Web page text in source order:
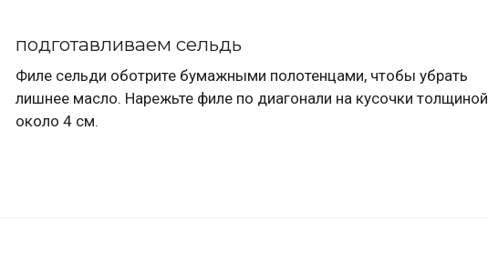
подготавливаем сельдь
Филе сельди оботрите бумажными полотенцами, чтобы убрать
лишнее масло. Нарежьте филе по диагонали на кусочки толщиной
около 4 см.